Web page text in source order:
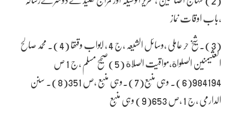
،باب اوقات نماز
(3)۔ شیخ حر عاملی ،وسائل الشیعہ ،ج 4 ، ابواب وقتھا (4)۔ محمد صالح
العثیمنین الصلواة،مواقیت الصلاة (5)صحیح مسلم ،ج 1 ص
984194(6)۔ وہی منبع(7)۔وہی منبع ،ص 351(8)۔ سنن
الدارمی ،ج 1 ،ص 653(9) وہی منبع